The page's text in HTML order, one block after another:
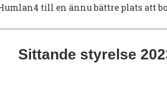
till en ännu bättre plats att
Sittande styrelse